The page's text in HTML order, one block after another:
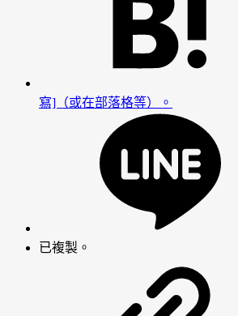
寫]（或在部落格等）。
已複製。